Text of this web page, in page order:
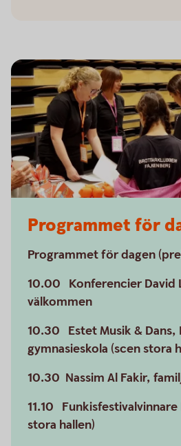
Programmet för
Programmet för dagen
10.00 Konferencier David
välkommen
10.30 Estet Musik & Dans,
gymnasieskola (scen stora
10.30 Nassim Al Fakir,
11.10
stora hallen)